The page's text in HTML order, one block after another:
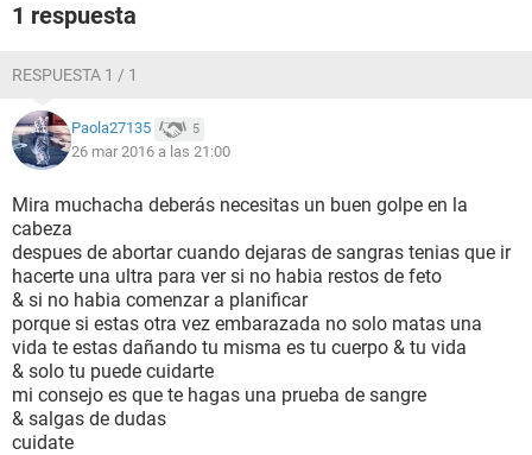
1 respuesta
RESPUESTA 1 / 1
Paola27135 5
26 mar 2016 a las 21:00
Mira muchacha deberás necesitas un buen golpe en la
cabeza
despues de abortar cuando dejaras de sangras tenias que ir
hacerte una ultra para ver si no habia restos de feto
& si no habia comenzar a planificar
porque si estas otra vez embarazada no solo matas una
vida te estas dañando tu misma es tu cuerpo & tu vida
& solo tu puede cuidarte
mi consejo es que te hagas una prueba de sangre
& salgas de dudas
cuidate